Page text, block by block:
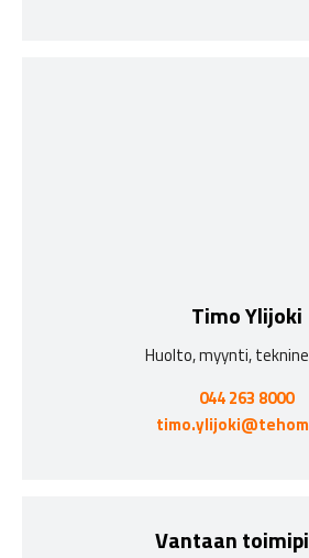
Timo Ylijoki
Huolto, myynti,
044 263 8000
Vantaan